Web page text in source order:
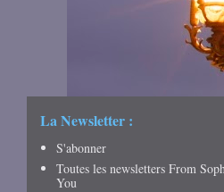
La Newsletter :
S'abonner
Toutes les newsletters From
You